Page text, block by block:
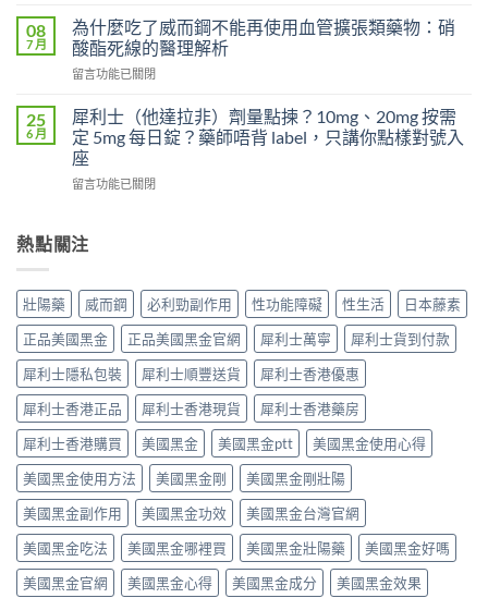
了
沒
效
別
著
怪
藥，
先
這
5
事〉
感
覺，
什
換
每
日
利
反
穩？〉
中
人
40
歲
後
夠
硬？
使
用
威
效
高
勃
起
硬
度〉
中
08
7 月
為什麼吃了威而鋼不能再使用血管擴張類藥物：硝
酸酯死線的醫理解析
在
什
麼
吃
了
威
不
能
使
用
血
管
擴
張
類
藥
物：
硝
酸
酯
死
線
的
醫
理
留言功能已關閉
25
6 月
犀利士（他達拉非）劑量點揀？10mg、20mg 按需
定 5mg 每日錠？藥師唔背 label，只講你點樣對號入
座
在
士
（他
拉
非）
劑
量
點
揀？
10mg、
20mg
按
需
定
5mg
每
日
錠？
藥
師
留言功能已關閉
熱點關注
壯陽藥 威而鋼 必利勁副作用 性功能障礙 性生活
日本藤素
正品美國黑金
正品美國黑金官網 犀利士萬寧
犀利士貨到付款
犀利士隱私包裝
犀利士順豐送貨
犀利士香港優惠
犀利士香港正品
犀利士香港現貨
犀利士香港藥房
犀利士香港購買
美國黑金 美國黑金ptt
美國黑金使用心得
美國黑金使用方法
美國黑金剛
美國黑金剛壯陽
美國黑金副作用
美國黑金功效
美國黑金台灣官網
美國黑金吃法
美國黑金哪裡買 美國黑金壯陽藥
美國黑金好嗎
美國黑金官網
美國黑金心得 美國黑金成分 美國黑金效果